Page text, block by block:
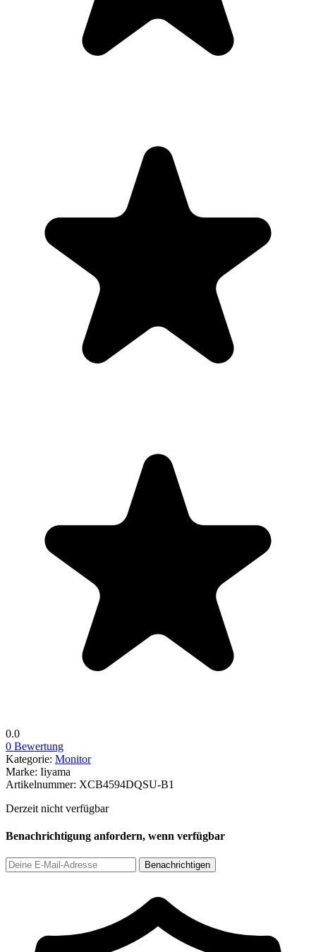
0.0
0 Bewertung
Kategorie: Monitor
Marke: Iiyama
Artikelnummer: XCB4594DQSU-B1
Derzeit nicht verfügbar
Benachrichtigung anfordern, wenn verfügbar
Benachrichtigen